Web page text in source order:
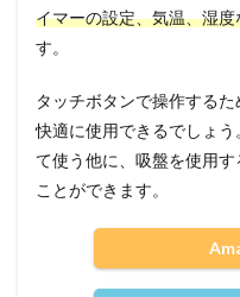
イマーの設定、気温、湿
す。
タッチボタンで操作する
快適に使用できるでしょ
て使う他に、吸盤を使用
ことができます。